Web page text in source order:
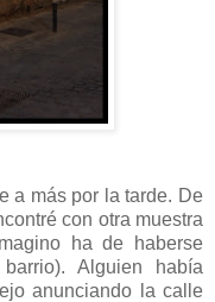
a más por la tarde. De
con otra muestra
ha de haberse
Alguien había
anunciando la calle